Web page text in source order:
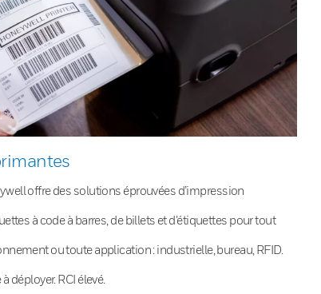
offre des solutions éprouvées d’impression
à code à barres, de billets et d’étiquettes pour tout
ou toute application : industrielle, bureau, RFID.
déployer. RCI élevé.